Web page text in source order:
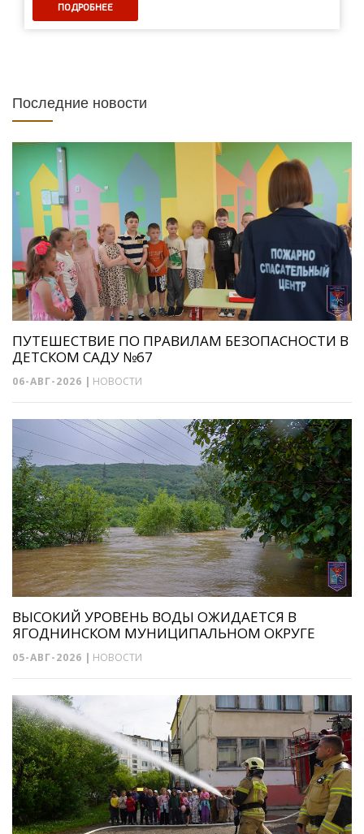
ПОДРОБНЕЕ
Последние новости
ПУТЕШЕСТВИЕ ПО ПРАВИЛАМ БЕЗОПАСНОСТИ В
ДЕТСКОМ САДУ №67
06-АВГ-2026 | НОВОСТИ
ВЫСОКИЙ УРОВЕНЬ ВОДЫ ОЖИДАЕТСЯ В
ЯГОДНИНСКОМ МУНИЦИПАЛЬНОМ ОКРУГЕ
05-АВГ-2026 | НОВОСТИ